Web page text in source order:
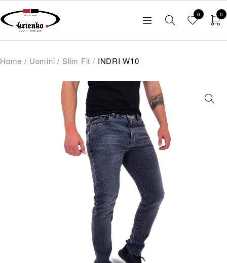
0 0
Home / Uomini / Slim Fit / INDRI W10